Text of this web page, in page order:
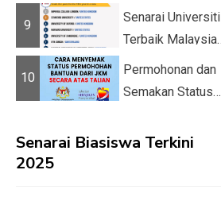
Gred A1
9
Senarai Universiti
Terbaik Malaysia
dan Dunia Tahun
2026 &#82...
10
Permohonan dan
Semakan Status
Bantuan JKM
Senarai Biasiswa Terkini
2025